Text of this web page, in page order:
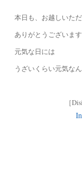
本日も、お越しいた
ありがとうございます
元気な日には
うざいくらい元気なん
［